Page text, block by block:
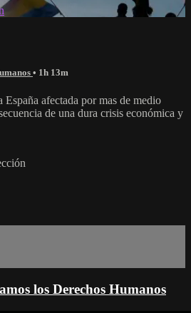
• 1h 13m
afectada por mas de medio
de una dura crisis económica y
los Derechos Humanos